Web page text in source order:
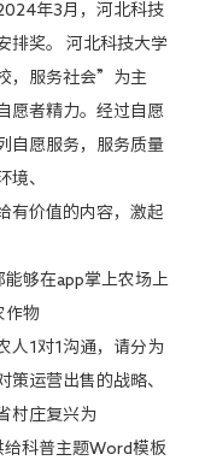
年3月，河北科技
排奖。 河北科技大学
，服务社会”为主
愿者精力。经过自愿
自愿服务，服务质量
境、
价值的内容，激起
够在app掌上农场上
作物
1对1沟通，请分为
策运营出售的战略、
村庄复兴为
科普主题Word模板